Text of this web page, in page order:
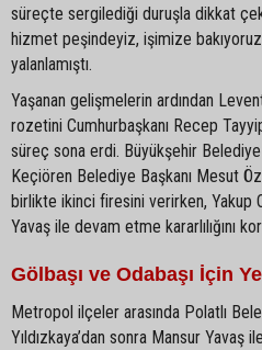
süreçte sergilediği duruşla dikkat
hizmet peşindeyiz, işimize
yalanlamıştı.
Yaşanan gelişmelerin ardından
rozetini Cumhurbaşkanı Recep
süreç sona erdi. Büyükşehir Belediye
Keçiören Belediye Başkanı Mesut
birlikte ikinci firesini verirken, Yakup
Yavaş ile devam etme kararlılığını
Gölbaşı ve Odabaşı İçin
Metropol ilçeler arasında Polatlı
Yıldızkaya’dan sonra Mansur